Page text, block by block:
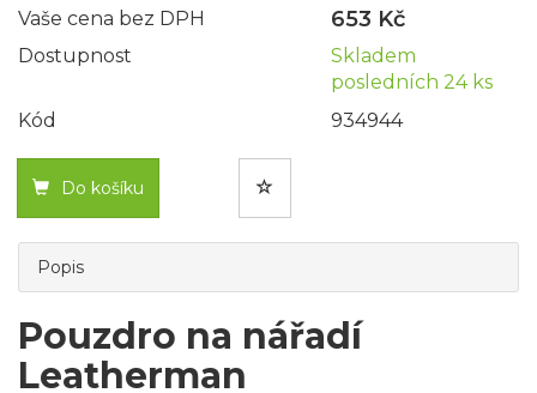
Vaše cena bez DPH 653 Kč
Dostupnost
Skladem
posledních 24 ks
Kód
934944
Do košíku
Popis
Pouzdro na nářadí
Leatherman